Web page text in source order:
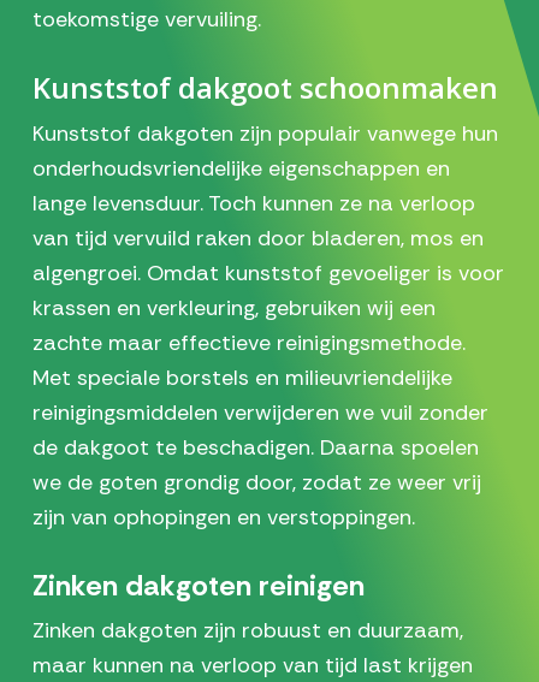
toekomstige vervuiling.
Kunststof dakgoot schoonmaken
Kunststof dakgoten zijn populair vanwege hun
onderhoudsvriendelijke eigenschappen en
lange levensduur. Toch kunnen ze na verloop
van tijd vervuild raken door bladeren, mos en
algengroei. Omdat kunststof gevoeliger is voor
krassen en verkleuring, gebruiken wij een
zachte maar effectieve reinigingsmethode.
Met speciale borstels en milieuvriendelijke
reinigingsmiddelen verwijderen we vuil zonder
de dakgoot te beschadigen. Daarna spoelen
we de goten grondig door, zodat ze weer vrij
zijn van ophopingen en verstoppingen.
Zinken dakgoten reinigen
Zinken dakgoten zijn robuust en duurzaam,
maar kunnen na verloop van tijd last krijgen